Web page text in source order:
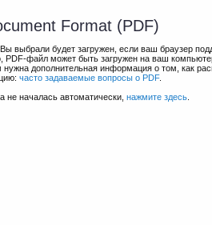
Format (PDF)
выбрали будет загружен, если ваш браузер
PDF-файл может быть загружен на ваш
дополнительная информация о том, как
часто задаваемые вопросы о PDF.
не началась автоматически,нажмите здесь